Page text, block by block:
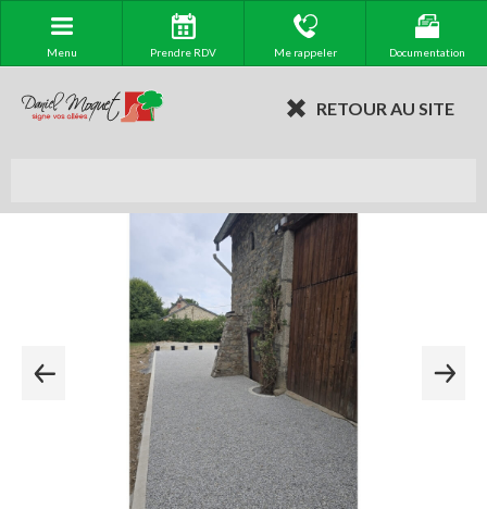
Menu Prendre RDV Me rappeler Documentation
RETOUR AU SITE